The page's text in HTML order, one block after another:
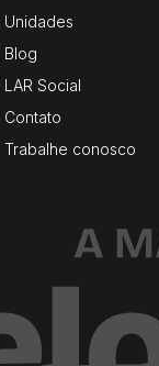
Unidades
Blog
LAR Social
Contato
Trabalhe conosco